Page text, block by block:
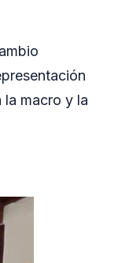
la macro y la